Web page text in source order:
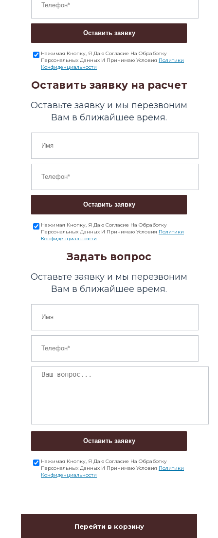
Оставить заявку
Нажимая Кнопку, Я Даю Согласие На Обработку
Персональных Данных И Принимаю Условия Политики
Конфиденциальности
Оставить заявку на расчет
Оставьте заявку и мы перезвоним
Вам в ближайшее время.
Оставить заявку
Нажимая Кнопку, Я Даю Согласие На Обработку
Персональных Данных И Принимаю Условия Политики
Конфиденциальности
Задать вопрос
Оставьте заявку и мы перезвоним
Вам в ближайшее время.
Оставить заявку
Нажимая Кнопку, Я Даю Согласие На Обработку
Персональных Данных И Принимаю Условия Политики
Конфиденциальности
Перейти в корзину